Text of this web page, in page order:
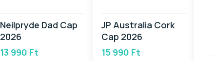
Neilpryde Dad Cap
2026
13 990 Ft
JP Australia Cork
Cap 2026
15 990 Ft